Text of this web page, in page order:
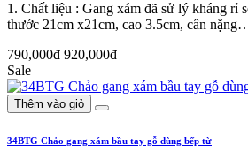
1. Chất liệu : Gang xám đã sử lý kháng rỉ
thước 21cm x21cm, cao 3.5cm, cân
790,000đ 920,000đ
Sale
Thêm vào giỏ
34BTG Chảo gang xám bầu tay gỗ dùng bếp từ